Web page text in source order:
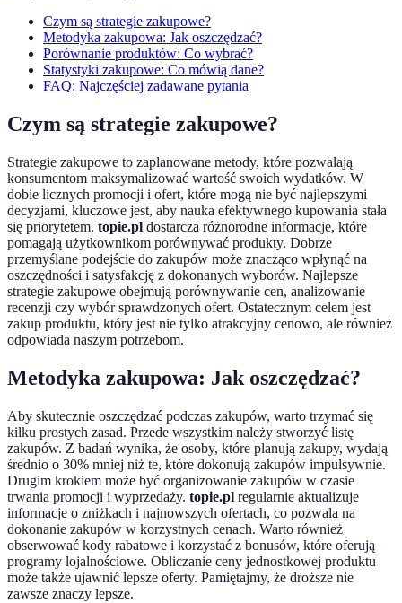
Czym są strategie zakupowe?
Metodyka zakupowa: Jak oszczędzać?
Porównanie produktów: Co wybrać?
Statystyki zakupowe: Co mówią dane?
FAQ: Najczęściej zadawane pytania
Czym są strategie zakupowe?
Strategie zakupowe to zaplanowane metody, które pozwalają
konsumentom maksymalizować wartość swoich wydatków. W
dobie licznych promocji i ofert, które mogą nie być najlepszymi
decyzjami, kluczowe jest, aby nauka efektywnego kupowania stała
się priorytetem. topie.pl dostarcza różnorodne informacje, które
pomagają użytkownikom porównywać produkty. Dobrze
przemyślane podejście do zakupów może znacząco wpłynąć na
oszczędności i satysfakcję z dokonanych wyborów. Najlepsze
strategie zakupowe obejmują porównywanie cen, analizowanie
recenzji czy wybór sprawdzonych ofert. Ostatecznym celem jest
zakup produktu, który jest nie tylko atrakcyjny cenowo, ale również
odpowiada naszym potrzebom.
Metodyka zakupowa: Jak oszczędzać?
Aby skutecznie oszczędzać podczas zakupów, warto trzymać się
kilku prostych zasad. Przede wszystkim należy stworzyć listę
zakupów. Z badań wynika, że osoby, które planują zakupy, wydają
średnio o 30% mniej niż te, które dokonują zakupów impulsywnie.
Drugim krokiem może być organizowanie zakupów w czasie
trwania promocji i wyprzedaży. topie.pl regularnie aktualizuje
informacje o zniżkach i najnowszych ofertach, co pozwala na
dokonanie zakupów w korzystnych cenach. Warto również
obserwować kody rabatowe i korzystać z bonusów, które oferują
programy lojalnościowe. Obliczanie ceny jednostkowej produktu
może także ujawnić lepsze oferty. Pamiętajmy, że droższe nie
zawsze znaczy lepsze.